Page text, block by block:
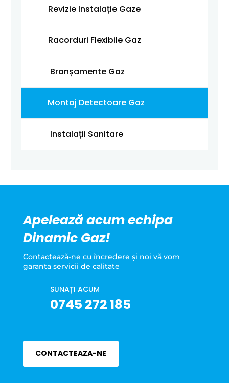
Revizie Instalație Gaze
Racorduri Flexibile Gaz
Branșamente Gaz
Montaj Detectoare Gaz
Instalații Sanitare
Apelează acum echipa
Dinamic Gaz!
Contactează-ne cu încredere şi noi vă vom
garanta servicii de calitate
SUNAȚI ACUM
0745 272 185
CONTACTEAZA-NE